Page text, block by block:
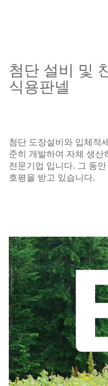
첨단 설비 및
식용판넬
첨단 도장설비와 입체적
준히 개발하여 자체 생산
전문기업 입니다. 그 동
호평을 받고 있습니다.